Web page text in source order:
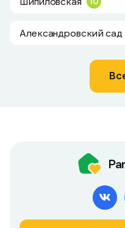
Александровский сад